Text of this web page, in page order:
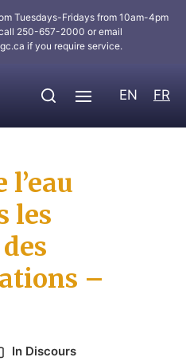
Tuesdays-Fridays from 10am-4pm
250-657-2000 or email
if you require service.
EN FR
les
–
In Discours